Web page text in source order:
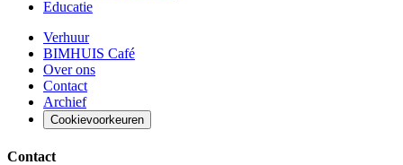
Educatie
Verhuur
BIMHUIS Café
Over ons
Contact
Archief
Cookievoorkeuren
Contact